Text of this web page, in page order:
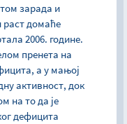
зарада и
раст домаће
2006. године.
пренета на
а у мањој
активност, док
на то да је
дефицита